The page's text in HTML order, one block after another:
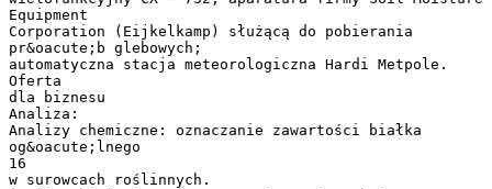
Equipment
Corporation (Eijkelkamp) służącą do pobierania
pr&oacute;b glebowych;
automatyczna stacja meteorologiczna Hardi Metpole.
Oferta
dla biznesu
Analiza:
Analizy chemiczne: oznaczanie zawartości białka
og&oacute;lnego
16
w surowcach roślinnych.